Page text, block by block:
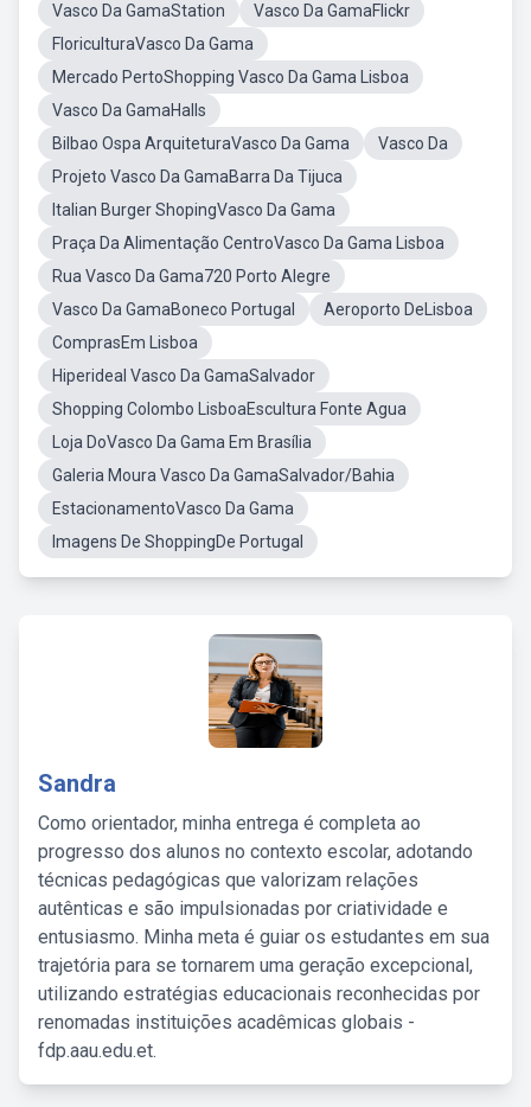
Vasco Da GamaStation
Vasco Da GamaFlickr
FloriculturaVasco Da Gama
Mercado PertoShopping Vasco Da Gama Lisboa
Vasco Da GamaHalls
Bilbao Ospa ArquiteturaVasco Da Gama
Vasco Da
Projeto Vasco Da GamaBarra Da Tijuca
Italian Burger ShopingVasco Da Gama
Praça Da Alimentação CentroVasco Da Gama Lisboa
Rua Vasco Da Gama720 Porto Alegre
Vasco Da GamaBoneco Portugal
Aeroporto DeLisboa
ComprasEm Lisboa
Hiperideal Vasco Da GamaSalvador
Shopping Colombo LisboaEscultura Fonte Agua
Loja DoVasco Da Gama Em Brasília
Galeria Moura Vasco Da GamaSalvador/Bahia
EstacionamentoVasco Da Gama
Imagens De ShoppingDe Portugal
Sandra
Como orientador, minha entrega é completa ao
progresso dos alunos no contexto escolar, adotando
técnicas pedagógicas que valorizam relações
autênticas e são impulsionadas por criatividade e
entusiasmo. Minha meta é guiar os estudantes em sua
trajetória para se tornarem uma geração excepcional,
utilizando estratégias educacionais reconhecidas por
renomadas instituições acadêmicas globais -
fdp.aau.edu.et.